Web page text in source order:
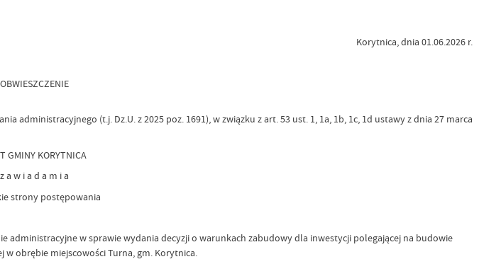
Korytnica, dnia 01.06.2026 r.
OBWIESZCZENIE
administracyjnego (t.j. Dz.U. z 2025 poz. 1691), w związku z art. 53 ust. 1, 1a, 1b, 1c, 1d ustawy z dnia 27 marca
GMINY KORYTNICA
z a w i a d a m i a
strony postępowania
administracyjne w sprawie wydania decyzji o warunkach zabudowy dla inwestycji polegającej na budowie
w obrębie miejscowości Turna, gm. Korytnica.